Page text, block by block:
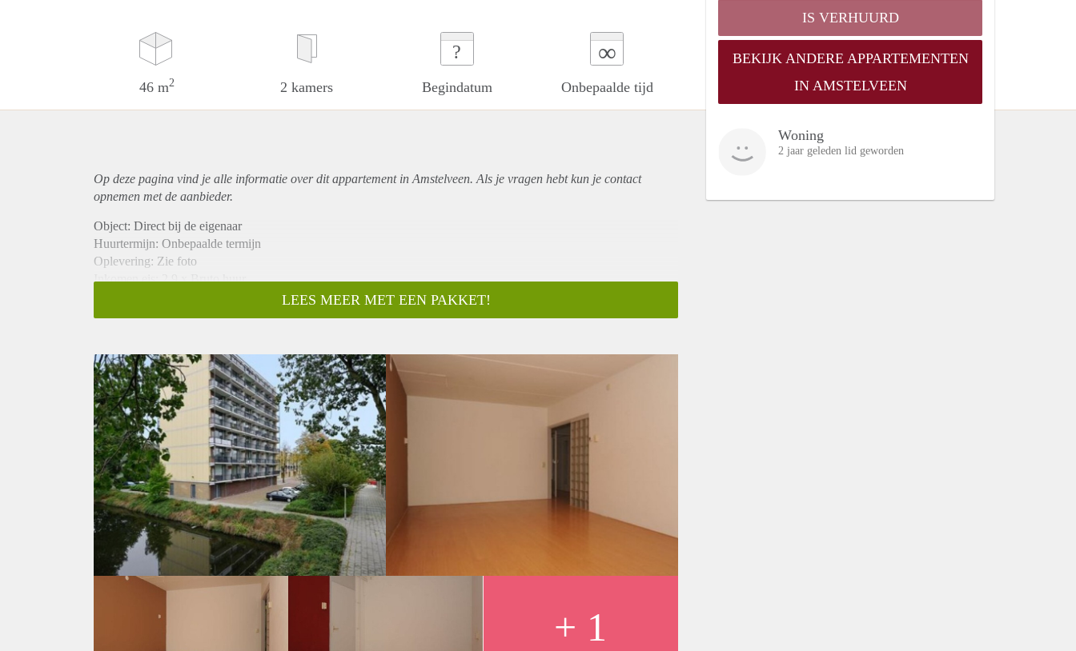
46 m2 2 kamers
?
Begindatum
∞
Onbepaalde tijd
IS VERHUURD
BEKIJK ANDERE APPARTEMENTEN
IN AMSTELVEEN
Woning
2 jaar geleden lid geworden
Op deze pagina vind je alle informatie over ditappartementin Amstelveen. Als je vragen hebt kun je contact
opnemen met de aanbieder.
Object: Direct bij de eigenaar
Huurtermijn: Onbepaalde termijn
Oplevering: Zie foto
Inkomen eis: 2,9 x Bruto huur
Borg: 1 Maand
Huisdieren toegestaan: Afhankelijk van de Eigenaar
Huurtoeslag grens: Nee
Geschikt voor studenten: Afhankelijk van de Eigenaar
LEES MEER MET EEN PAKKET!
+ 1